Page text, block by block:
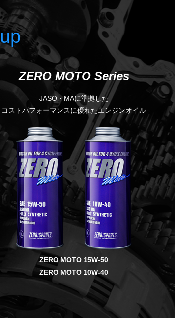
ZERO MOTO Series
JASO・MAに準拠した
コストパフォーマンスに優れたエンジンオイル
ZERO MOTO 15W-50
ZERO MOTO 10W-40